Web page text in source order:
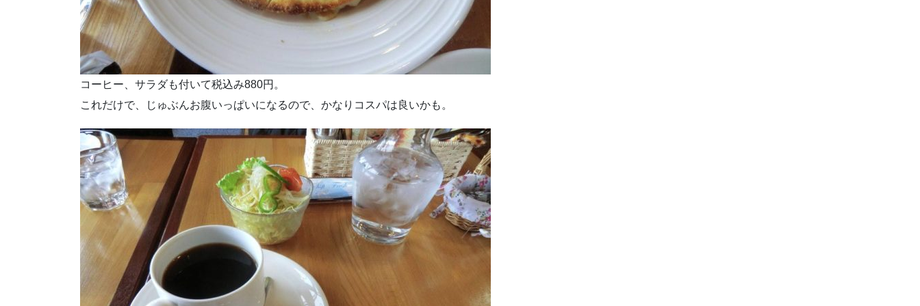
コーヒー、サラダも付いて税込み880円。
これだけで、じゅぶんお腹いっぱいになるので、かなりコスパは良いかも。